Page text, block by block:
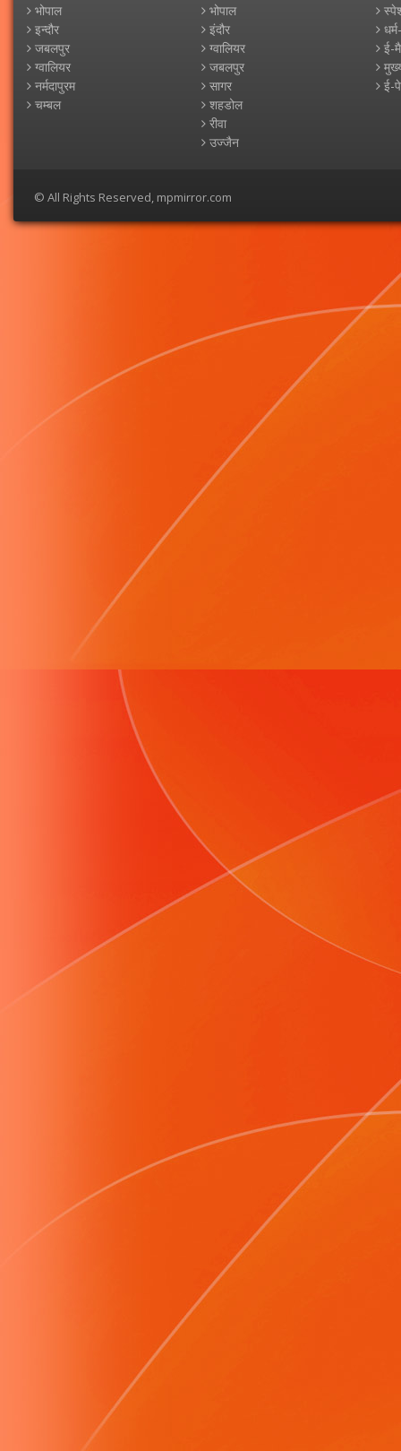
भोपाल
इन्दौर
जबलपुर
ग्वालियर
नर्मदापुरम
चम्बल
भोपाल
इंदौर
ग्वालियर
जबलपुर
सागर
शहडोल
रीवा
उज्जैन
ई-
ई-
© All Rights Reserved, mpmirror.com